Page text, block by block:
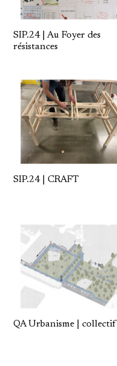
SIP.24 | Au Foyer des
résistances
SIP.24 | CRAFT
QA Urbanisme | collectif